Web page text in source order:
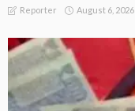
Reporter August 6, 2026